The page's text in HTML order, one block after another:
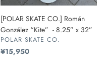
x
32”
[POLAR SKATE CO.] Román
González “Kite” - 8.25” x 32”
販
売
POLAR SKATE CO.
通
¥15,950